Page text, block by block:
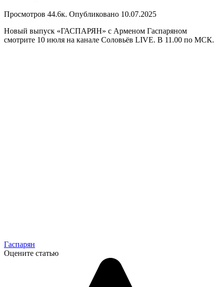
Просмотров 44.6к. Опубликовано 10.07.2025
Новый выпуск «ГАСПАРЯН» с Арменом Гаспаряном
смотрите 10 июля на канале Соловьёв LIVE. В 11.00 по МСК.
Гаспарян
Оцените статью